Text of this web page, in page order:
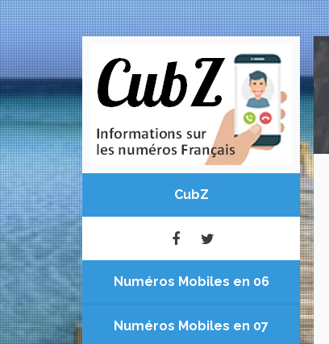
CubZ
Numéros Mobiles en 06
Numéros Mobiles en 07